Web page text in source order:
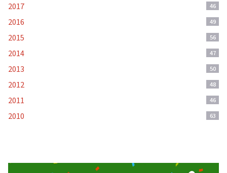
2017 46
2016 49
2015 56
2014 47
2013 50
2012 48
2011 46
2010 63